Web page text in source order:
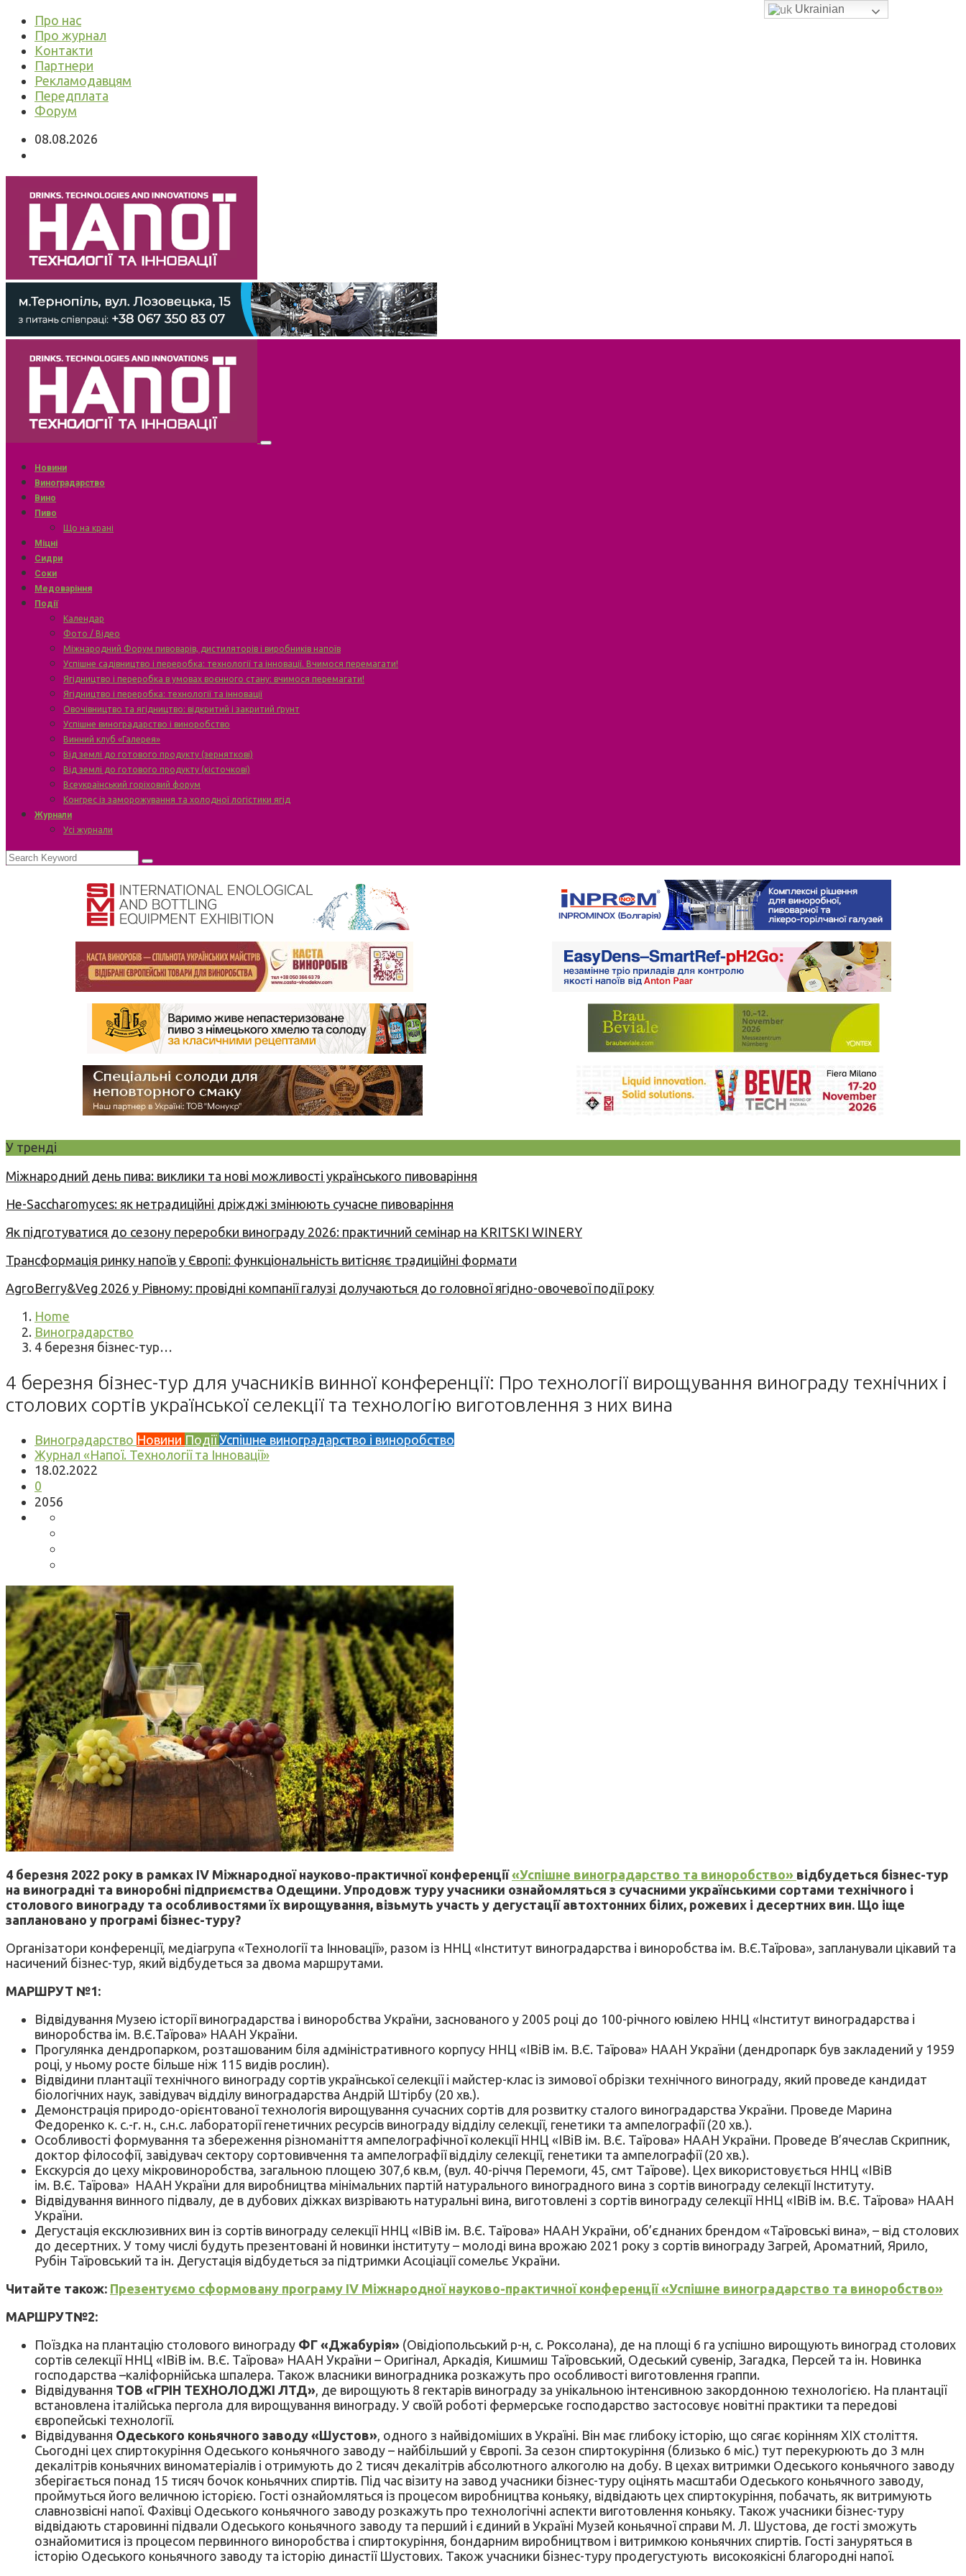
Про нас
Про журнал
Контакти
Партнери
Рекламодавцям
Передплата
Форум
08.08.2026
Новини
Виноградарство
Вино
Пиво
Що на крані
Міцні
Сидри
Соки
Медоваріння
Події
Календар
Фото / Відео
Міжнародний Форум пивоварів, дистиляторів і виробників напоїв
Успішне садівництво і переробка: технології та інновації. Вчимося перемагати!
Ягідництво і переробка в умовах воєнного стану: вчимося перемагати!
Ягідництво і переробка: технології та інновації
Овочівництво та ягідництво: відкритий і закритий ґрунт
Успішне виноградарство і виноробство
Винний клуб «Галерея»
Від землі до готового продукту (зерняткові)
Від землі до готового продукту (кісточкові)
Всеукраїнський горіховий форум
Конгрес із заморожування та холодної логістики ягід
Журнали
Усі журнали
У тренді
Міжнародний день пива: виклики та нові можливості українського пивоваріння
Не-Saccharomyces: як нетрадиційні дріжджі змінюють сучасне пивоваріння
Як підготуватися до сезону переробки винограду 2026: практичний семінар на KRITSKI WINERY
Трансформація ринку напоїв у Європі: функціональність витісняє традиційні формати
AgroBerry&Veg 2026 у Рівному: провідні компанії галузі долучаються до головної ягідно-овочевої події року
Home
Виноградарство
4 березня бізнес-тур…
4 березня бізнес-тур для учасників винної конференції: Про технології вирощування винограду технічних і
столових сортів української селекції та технологію виготовлення з них вина
Виноградарство Новини Події Успішне виноградарство і виноробство
Журнал «Напої. Технології та Інновації»
18.02.2022
0
2056
4 березня 2022 року в рамках IV Міжнародної науково-практичної конференції«Успішне виноградарство та виноробство» відбудеться бізнес-тур
на виноградні та виноробні підприємства Одещини. Упродовж туру учасники ознайомляться з сучасними українськими сортами технічного і
столового винограду та особливостями їх вирощування, візьмуть участь у дегустації автохтонних білих, рожевих і десертних вин. Що іще
заплановано у програмі бізнес-туру?
Організатори конференції, медіагрупа «Технології та Інновації», разом із ННЦ «Інститут виноградарства і виноробства ім. В.Є.Таїрова», запланували цікавий та
насичений бізнес-тур, який відбудеться за двома маршрутами.
МАРШРУТ №1:
Відвідування Музею історії виноградарства і виноробства України, заснованого у 2005 році до 100-річного ювілею ННЦ «Інститут виноградарства і
виноробства ім. В.Є.Таїрова» НААН України.
Прогулянка дендропарком, розташованим біля адміністративного корпусу ННЦ «ІВіВ ім. В.Є. Таїрова» НААН України (дендропарк був закладений у 1959
році, у ньому росте більше ніж 115 видів рослин).
Відвідини плантації технічного винограду сортів української селекції і майстер-клас із зимової обрізки технічного винограду, який проведе кандидат
біологічних наук, завідувач відділу виноградарства Андрій Штірбу (20 хв.).
Демонстрація природо-орієнтованої технологія вирощування сучасних сортів для розвитку сталого виноградарства України. Проведе Марина
Федоренко к. с.-г. н., с.н.с. лабораторії генетичних ресурсів винограду відділу селекції, генетики та ампелографії (20 хв.).
Особливості формування та збереження різноманіття ампелографічної колекції ННЦ «ІВіВ ім. В.Є. Таїрова» НААН України. Проведе В’ячеслав Скрипник,
доктор філософії, завідувач сектору сортовивчення та ампелографії відділу селекції, генетики та ампелографії (20 хв.).
Екскурсія до цеху мікровиноробства, загальною площею 307,6 кв.м, (вул. 40-річчя Перемоги, 45, смт Таїрове). Цех використовується ННЦ «ІВіВ
ім. В.Є. Таїрова» НААН України для виробництва мінімальних партій натурального виноградного вина з сортів винограду селекції Інституту.
Відвідування винного підвалу, де в дубових діжках визрівають натуральні вина, виготовлені з сортів винограду селекції ННЦ «ІВіВ ім. В.Є. Таїрова» НААН
України.
Дегустація ексклюзивних вин із сортів винограду селекції ННЦ «ІВіВ ім. В.Є. Таїрова» НААН України, об’єднаних брендом «Таїровські вина», – від столових
до десертних. У тому числі будуть презентовані й новинки інституту – молоді вина врожаю 2021 року з сортів винограду Загрей, Ароматний, Ярило,
Рубін Таїровський та ін. Дегустація відбудеться за підтримки Асоціації сомельє України.
Читайте також: Презентуємо сформовану програму IV Міжнародної науково-практичної конференції «Успішне виноградарство та виноробство»
МАРШРУТ№2:
Поїздка на плантацію столового винограду ФГ «Джабурія» (Овідіопольський р-н, с. Роксолана), де на площі 6 га успішно вирощують виноград столових
сортів селекції ННЦ «ІВіВ ім. В.Є. Таїрова» НААН України – Оригінал, Аркадія, Кишмиш Таїровський, Одеський сувенір, Загадка, Персей та ін. Новинка
господарства –каліфорнійська шпалера. Також власники виноградника розкажуть про особливості виготовлення граппи.
Відвідування ТОВ «ГРІН ТЕХНОЛОДЖІ ЛТД» , де вирощують 8 гектарів винограду за унікальною інтенсивною закордонною технологією. На плантації
встановлена італійська пергола для вирощування винограду. У своїй роботі фермерське господарство застосовує новітні практики та передові
європейські технології.
Відвідування Одеського коньячного заводу «Шустов» , одного з найвідоміших в Україні. Він має глибоку історію, що сягає корінням XIX століття.
Сьогодні цех спиртокуріння Одеського коньячного заводу – найбільший у Європі. За сезон спиртокуріння (близько 6 міс.) тут перекурюють до 3 млн
декалітрів коньячних виноматеріалів і отримують до 2 тисяч декалітрів абсолютного алкоголю на добу. В цехах витримки Одеського коньячного заводу
зберігається понад 15 тисяч бочок коньячних спиртів. Під час візиту на завод учасники бізнес-туру оцінять масштаби Одеського коньячного заводу,
проймуться його величною історією. Гості ознайомляться із процесом виробництва коньяку, відвідають цех спиртокуріння, побачать, як витримують
славнозвісні напої. Фахівці Одеського коньячного заводу розкажуть про технологічні аспекти виготовлення коньяку. Також учасники бізнес-туру
відвідають старовинні підвали Одеського коньячного заводу та перший і єдиний в Україні Музей коньячної справи М. Л. Шустова, де гості зможуть
ознайомитися із процесом первинного виноробства і спиртокуріння, бондарним виробництвом і витримкою коньячних спиртів. Гості зануряться в
історію Одеського коньячного заводу та історію династії Шустових. Також учасники бізнес-туру продегустують високоякісні благородні напої.
Ukrainian